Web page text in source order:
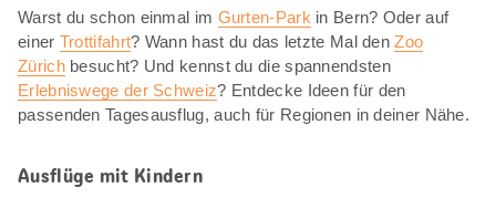
Warst du schon einmal im Gurten-Park in Bern? Oder auf
einer Trottifahrt? Wann hast du das letzte Mal denZoo
Zürichbesucht? Und kennst du die spannendsten
Erlebniswege der Schweiz? Entdecke Ideen für den
passenden Tagesausflug, auch für Regionen in deiner Nähe.
Ausflüge mit Kindern